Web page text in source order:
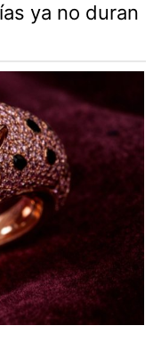
ya no duran